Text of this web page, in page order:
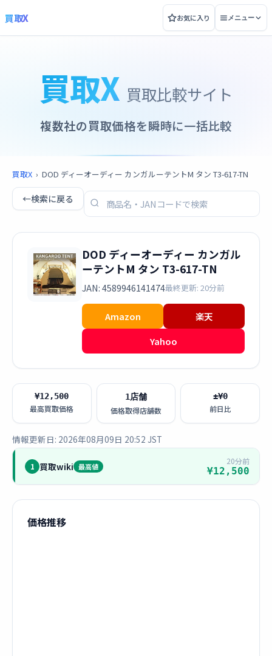
買取X お気に入り メニュー
買取X 買取比較サイト
複数社の買取価格を瞬時に一括比較
買取X › DOD ディーオーディー カンガルーテントM タン T3-617-TN
←検索に戻る
DOD ディーオーディー カンガル
ーテントM タン T3-617-TN
JAN: 4589946141474最終更新: 20分前
Amazon
楽天
Yahoo
¥12,500
最高買取価格
1店舗
価格取得店舗数
±¥0
前日比
情報更新日: 2026年08月09日 20:52 JST
1 買取wiki 最高値
20分前
¥12,500
価格推移